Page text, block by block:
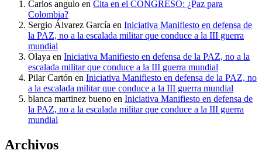
Carlos angulo en Cita en el CONGRESO: ¿Paz para
Colombia?
Sergio Álvarez García en Iniciativa Manifiesto en defensa de
la PAZ, no a la escalada militar que conduce a la III guerra
mundial
Olaya en Iniciativa Manifiesto en defensa de la PAZ, no a la
escalada militar que conduce a la III guerra mundial
Pilar Cartón en Iniciativa Manifiesto en defensa de la PAZ, no
a la escalada militar que conduce a la III guerra mundial
blanca martinez bueno en Iniciativa Manifiesto en defensa de
la PAZ, no a la escalada militar que conduce a la III guerra
mundial
Archivos